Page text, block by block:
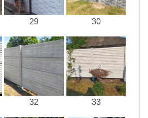
29 30
32 33